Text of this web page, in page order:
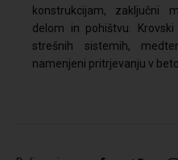
konstrukcijam, zaključni
delom in pohištvu.
strešnih sistemih,
namenjeni pritrjevanju v